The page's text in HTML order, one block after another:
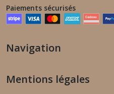
Paiements sécurisés
Navigation
Mentions légales